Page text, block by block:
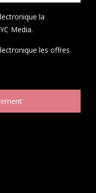
la
Media.
les offres